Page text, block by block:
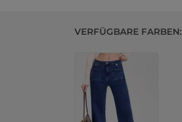
VERFÜGBARE FARBEN: